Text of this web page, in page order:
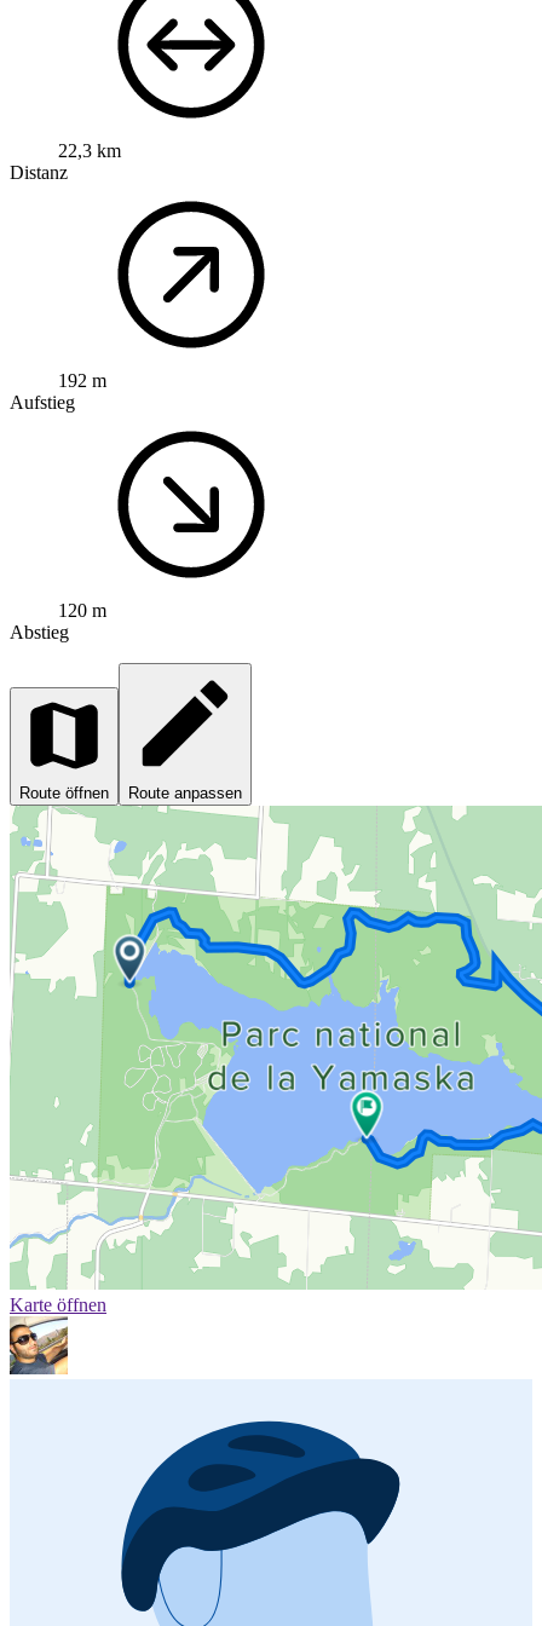
22,3 km
Distanz
192 m
Aufstieg
120 m
Abstieg
Route öffnen Route anpassen
Karte öffnen